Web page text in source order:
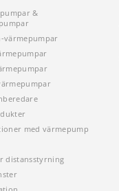
&
värmepumpar
med värmepump
distansstyrning